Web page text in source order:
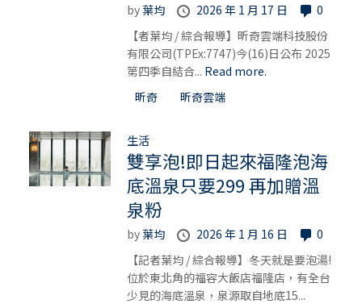
by葉均 2026 年 1 月 17 日
0
【者葉均 / 綜合報導】昕奇雲端科技股份
有限公司(TPEx:7747)今(16)日公布 2025
第四季自結合... Read more.
昕奇
昕奇雲端
生活
雙享泡!即日起來福隆泡海
底溫泉只要299 再加贈溫
泉粉
by葉均 2026 年 1 月 16 日
0
【記者葉均 / 綜合報導】冬天就是要泡湯!
位於東北角的福容大飯店福隆店，有全台
少見的海底溫泉，泉源取自地底15...